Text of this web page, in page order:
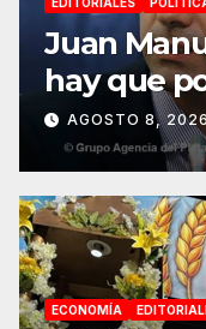
Juan
hay que
alma. La
ir a la
proyecto
AGOSTO 8, 2026
ECONOMÍA